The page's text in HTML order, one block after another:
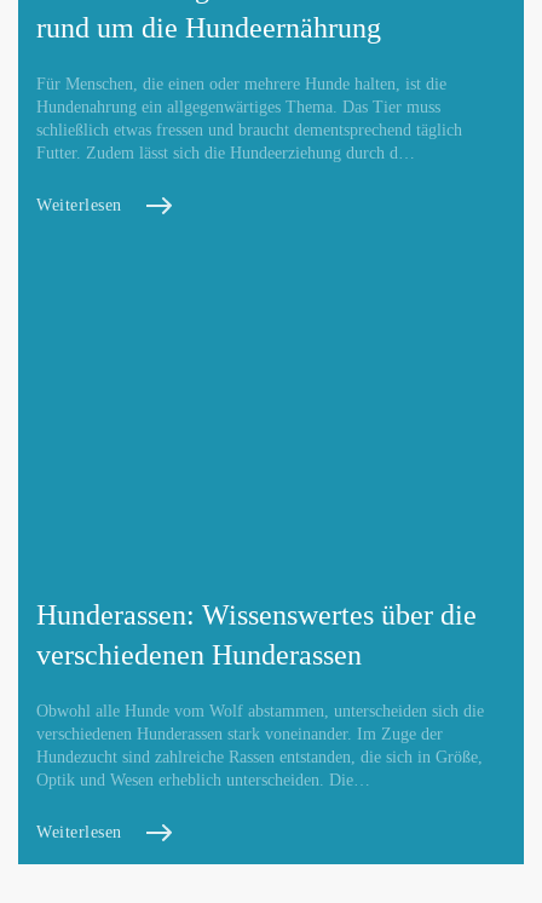
rund um die Hundeernährung
Für Menschen, die einen oder mehrere Hunde halten, ist die
Hundenahrung ein allgegenwärtiges Thema. Das Tier muss
schließlich etwas fressen und braucht dementsprechend täglich
Futter. Zudem lässt sich die Hundeerziehung durch d…
Weiterlesen
Hunderassen: Wissenswertes über die
verschiedenen Hunderassen
Obwohl alle Hunde vom Wolf abstammen, unterscheiden sich die
verschiedenen Hunderassen stark voneinander. Im Zuge der
Hundezucht sind zahlreiche Rassen entstanden, die sich in Größe,
Optik und Wesen erheblich unterscheiden. Die…
Weiterlesen